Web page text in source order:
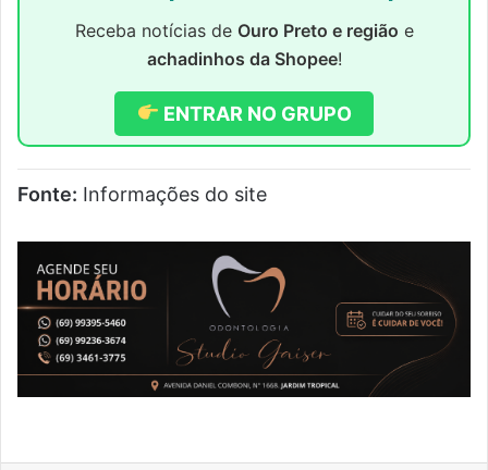
Receba notícias de Ouro Preto e região e
achadinhos da Shopee!
ENTRAR NO GRUPO
Fonte: Informações do site